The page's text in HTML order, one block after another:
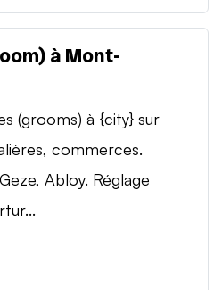
à Mont-
(grooms) à {city} sur
commerces.
Abloy. Réglage